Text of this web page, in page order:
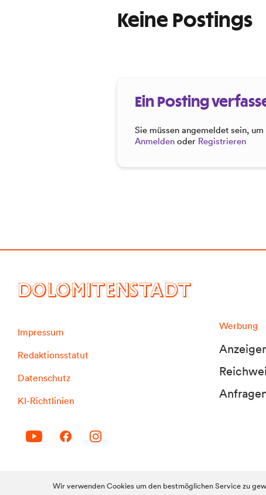
Keine Postings
Ein Posting
Sie müssen angemeldet sein,
Anmelden oder Registrieren
DOLOMITENSTADT
Impressum
Redaktionsstatut
Datenschutz
KI-Richtlinien
Werbung
© 2010-2026 Dolomitenstadt.at
Wir verwenden Cookies um den bestmöglichen Service zu